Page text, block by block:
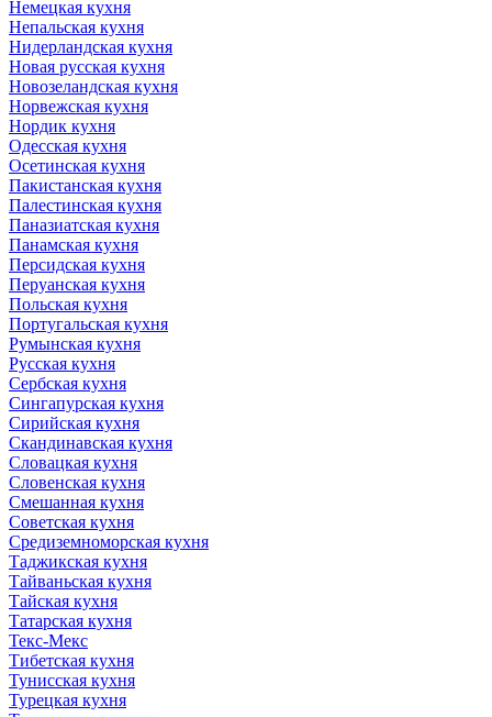
Немецкая кухня
Непальская кухня
Нидерландская кухня
Новая русская кухня
Новозеландская кухня
Норвежская кухня
Нордик кухня
Одесская кухня
Осетинская кухня
Пакистанская кухня
Палестинская кухня
Паназиатская кухня
Панамская кухня
Персидская кухня
Перуанская кухня
Польская кухня
Португальская кухня
Румынская кухня
Русская кухня
Сербская кухня
Сингапурская кухня
Сирийская кухня
Скандинавская кухня
Словацкая кухня
Словенская кухня
Смешанная кухня
Советская кухня
Средиземноморская кухня
Таджикская кухня
Тайваньская кухня
Тайская кухня
Татарская кухня
Текс-Мекс
Тибетская кухня
Тунисская кухня
Турецкая кухня